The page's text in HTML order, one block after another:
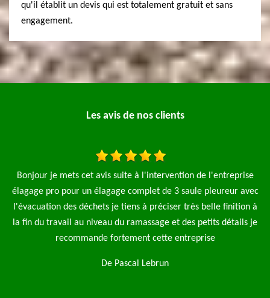
qu'il établit un devis qui est totalement gratuit et sans
engagement.
Les avis de nos clients
de l'entreprise
pleureur avec
très belle finition à
des petits détails je
Je fais appel à l'entreprise MP élagage pro
sapin et une taille de haie le travail a été
propre je recommande fortement cette
De Antoine Mureaux